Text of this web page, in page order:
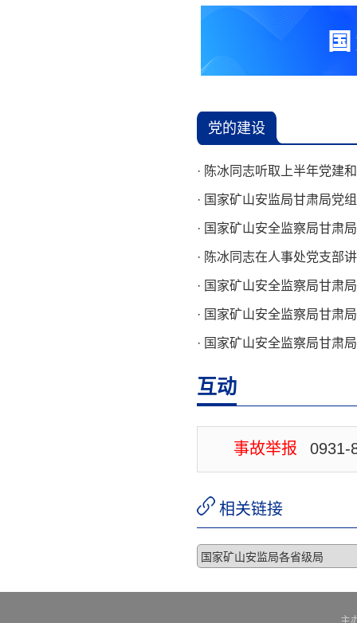
党的建设
· 陈冰同志听取上半年党建
互动
事故举报 0931-
相关链接
主